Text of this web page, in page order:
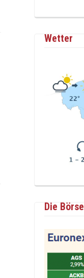
Wetter
Die Börse